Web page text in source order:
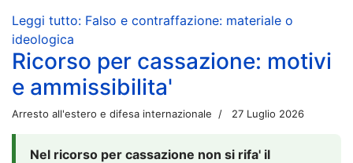
Leggi tutto: Falso e contraffazione: materiale o
ideologica
Ricorso per cassazione: motivi
e ammissibilita'
Arresto all'estero e difesa internazionale 27 Luglio 2026
Nel ricorso per cassazione non si rifa' il